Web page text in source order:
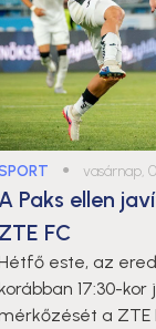
● vasárnap,
A Paks ellen
ZTE FC
este, az
17:30-
a ZTE